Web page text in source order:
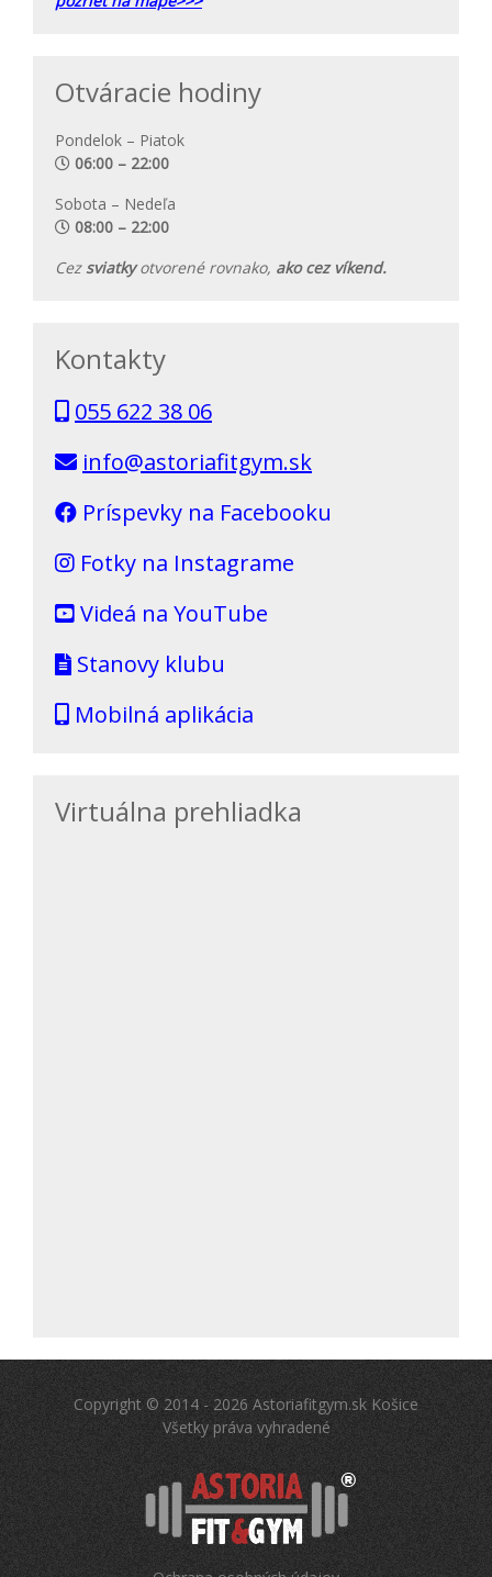
Otváracie hodiny
Pondelok – Piatok
06:00 – 22:00
Sobota – Nedeľa
08:00 – 22:00
Cez sviatkyotvorené rovnako, ako cez víkend.
Kontakty
055 622 38 06
info@astoriafitgym.sk
Príspevky na Facebooku
Fotky na Instagrame
Videá na YouTube
Stanovy klubu
Mobilná aplikácia
Virtuálna prehliadka
Copyright © 2014 - 2026 Astoriafitgym.sk Košice
Všetky práva vyhradené